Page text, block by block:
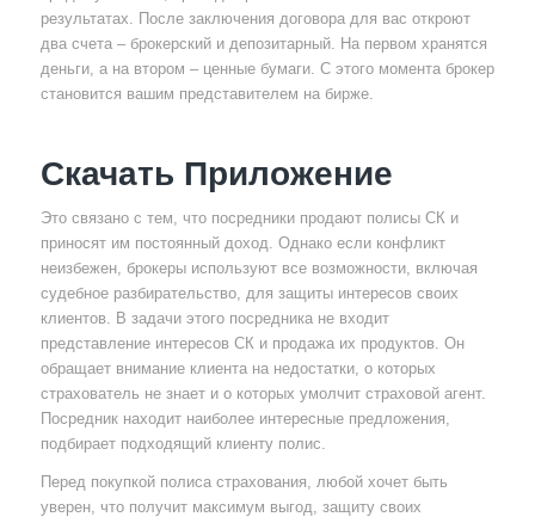
результатах. После заключения договора для вас откроют
два счета – брокерский и депозитарный. На первом хранятся
деньги, а на втором – ценные бумаги. С этого момента брокер
становится вашим представителем на бирже.
Скачать Приложение
Это связано с тем, что посредники продают полисы СК и
приносят им постоянный доход. Однако если конфликт
неизбежен, брокеры используют все возможности, включая
судебное разбирательство, для защиты интересов своих
клиентов. В задачи этого посредника не входит
представление интересов СК и продажа их продуктов. Он
обращает внимание клиента на недостатки, о которых
страхователь не знает и о которых умолчит страховой агент.
Посредник находит наиболее интересные предложения,
подбирает подходящий клиенту полис.
Перед покупкой полиса страхования, любой хочет быть
уверен, что получит максимум выгод, защиту своих